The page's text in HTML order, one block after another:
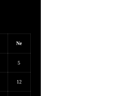
Ne
5
12